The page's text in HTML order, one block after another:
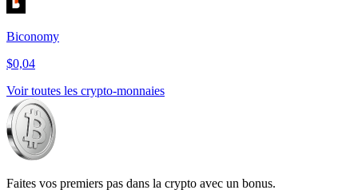
Biconomy
$0,04
Voir toutes les crypto-monnaies
Faites vos premiers pas dans la crypto avec un bonus.